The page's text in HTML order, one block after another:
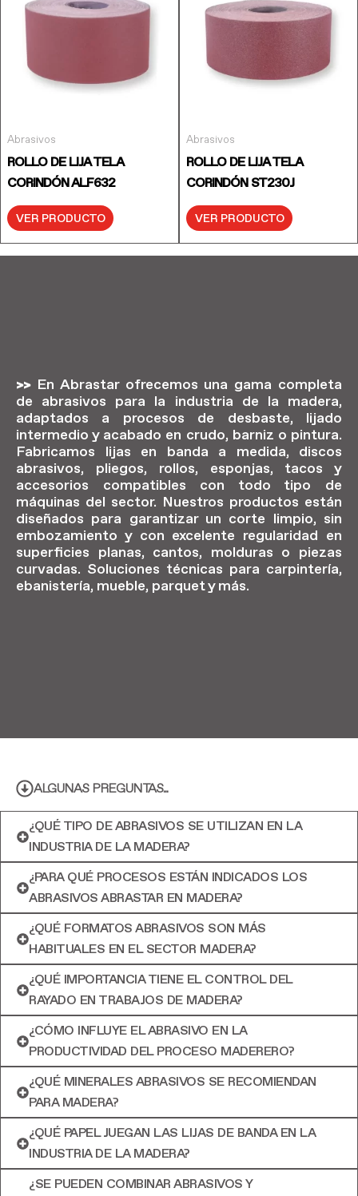
Abrasivos
ROLLO DE LIJA TELA
CORINDÓN ALF632
VER PRODUCTO
Abrasivos
ROLLO DE LIJA TELA
CORINDÓN ST230J
VER PRODUCTO
>> En Abrastar ofrecemos una gama completa
de abrasivos para la industria de la madera,
adaptados a procesos de desbaste, lijado
intermedio y acabado en crudo, barniz o pintura.
Fabricamos lijas en banda a medida, discos
abrasivos, pliegos, rollos, esponjas, tacos y
accesorios compatibles con todo tipo de
máquinas del sector. Nuestros productos están
diseñados para garantizar un corte limpio, sin
embozamiento y con excelente regularidad en
superficies planas, cantos, molduras o piezas
curvadas. Soluciones técnicas para carpintería,
ebanistería, mueble, parquet y más.
ALGUNAS PREGUNTAS...
¿QUÉ TIPO DE ABRASIVOS SE UTILIZAN EN LA
INDUSTRIA DE LA MADERA?
¿PARA QUÉ PROCESOS ESTÁN INDICADOS LOS
ABRASIVOS ABRASTAR EN MADERA?
¿QUÉ FORMATOS ABRASIVOS SON MÁS
HABITUALES EN EL SECTOR MADERA?
¿QUÉ IMPORTANCIA TIENE EL CONTROL DEL
RAYADO EN TRABAJOS DE MADERA?
¿CÓMO INFLUYE EL ABRASIVO EN LA
PRODUCTIVIDAD DEL PROCESO MADERERO?
¿QUÉ MINERALES ABRASIVOS SE RECOMIENDAN
PARA MADERA?
¿QUÉ PAPEL JUEGAN LAS LIJAS DE BANDA EN LA
INDUSTRIA DE LA MADERA?
¿SE PUEDEN COMBINAR ABRASIVOS Y